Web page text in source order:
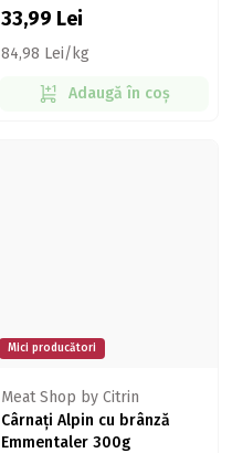
33,99 Lei
84,98 Lei/kg
Adaugă în coș
Mici producători
Meat Shop by Citrin
Cârnați Alpin cu brânză
Emmentaler 300g